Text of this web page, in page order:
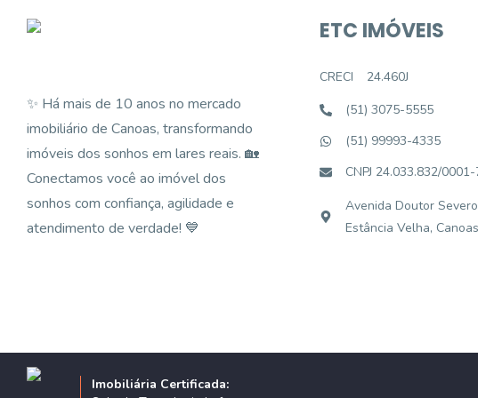
✨ Há mais de 10 anos no mercado
imobiliário de Canoas, transformando
imóveis dos sonhos em lares reais. 🏡
Conectamos você ao imóvel dos
sonhos com confiança, agilidade e
atendimento de verdade! 💙
ETC IMÓVEIS
CRECI
24.460J
(51) 3075-5555
(51) 99993-4335
CNPJ 24.033.832/
Avenida Doutor
Estância Velha,
Imobiliária Certificada: